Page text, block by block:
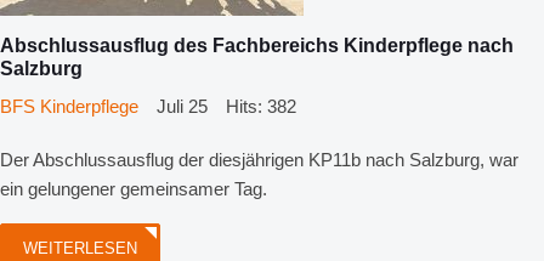
Abschlussausflug des Fachbereichs Kinderpflege nach
Salzburg
BFS Kinderpflege
Juli 25 Hits: 382
Der Abschlussausflug der diesjährigen KP11b nach Salzburg, war
ein gelungener gemeinsamer Tag.
WEITERLESEN